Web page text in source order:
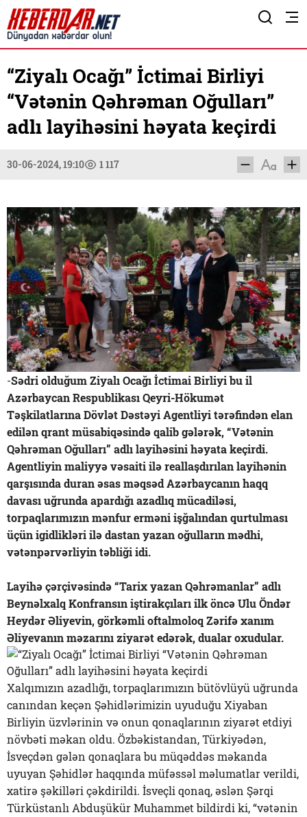
“Ziyalı Ocağı” İctimai Birliyi
“Vətənin Qəhrəman Oğulları”
adlı layihəsini həyata keçirdi
30-06-2024, 19:10 1 117
-Sədri olduğum Ziyalı Ocağı İctimai Birliyi bu il
Azərbaycan Respublikası Qeyri-Hökumət
Təşkilatlarına Dövlət Dəstəyi Agentliyi tərəfindən elan
edilən qrant müsabiqəsində qalib gələrək, “Vətənin
Qəhrəman Oğulları” adlı layihəsini həyata keçirdi.
Agentliyin maliyyə vəsaiti ilə reallaşdırılan layihənin
qarşısında duran əsas məqsəd Azərbaycanın haqq
davası uğrunda apardığı azadlıq mücadiləsi,
torpaqlarımızın mənfur erməni işğalından qurtulması
üçün igidlikləri ilə dastan yazan oğulların mədhi,
vətənpərvərliyin təbliği idi.
Layihə çərçivəsində “Tarix yazan Qəhrəmanlar” adlı
Beynəlxalq Konfransın iştirakçıları ilk öncə Ulu Öndər
Heydər Əliyevin, görkəmli oftalmoloq Zərifə xanım
Əliyevanın məzarını ziyarət edərək, dualar oxudular.
Xalqımızın azadlığı, torpaqlarımızın bütövlüyü uğrunda
canından keçən Şəhidlərimizin uyuduğu Xiyaban
Birliyin üzvlərinin və onun qonaqlarının ziyarət etdiyi
növbəti məkan oldu. Özbəkistandan, Türkiyədən,
İsveçdən gələn qonaqlara bu müqəddəs məkanda
uyuyan Şəhidlər haqqında müfəssəl məlumatlar verildi,
xatirə şəkilləri çəkdirildi. İsveçli qonaq, əslən Şərqi
Türküstanlı Abduşükür Muhammet bildirdi ki, “vətənin